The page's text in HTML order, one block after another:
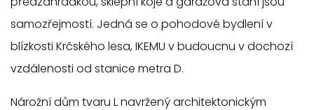
samozřejmostí. Jedná se o pohodové bydlení v
blízkosti Krčského lesa, IKEMU v budoucnu v dochozí
vzdálenosti od stanice metra D.
Nárožní dům tvaru L navržený architektonickým